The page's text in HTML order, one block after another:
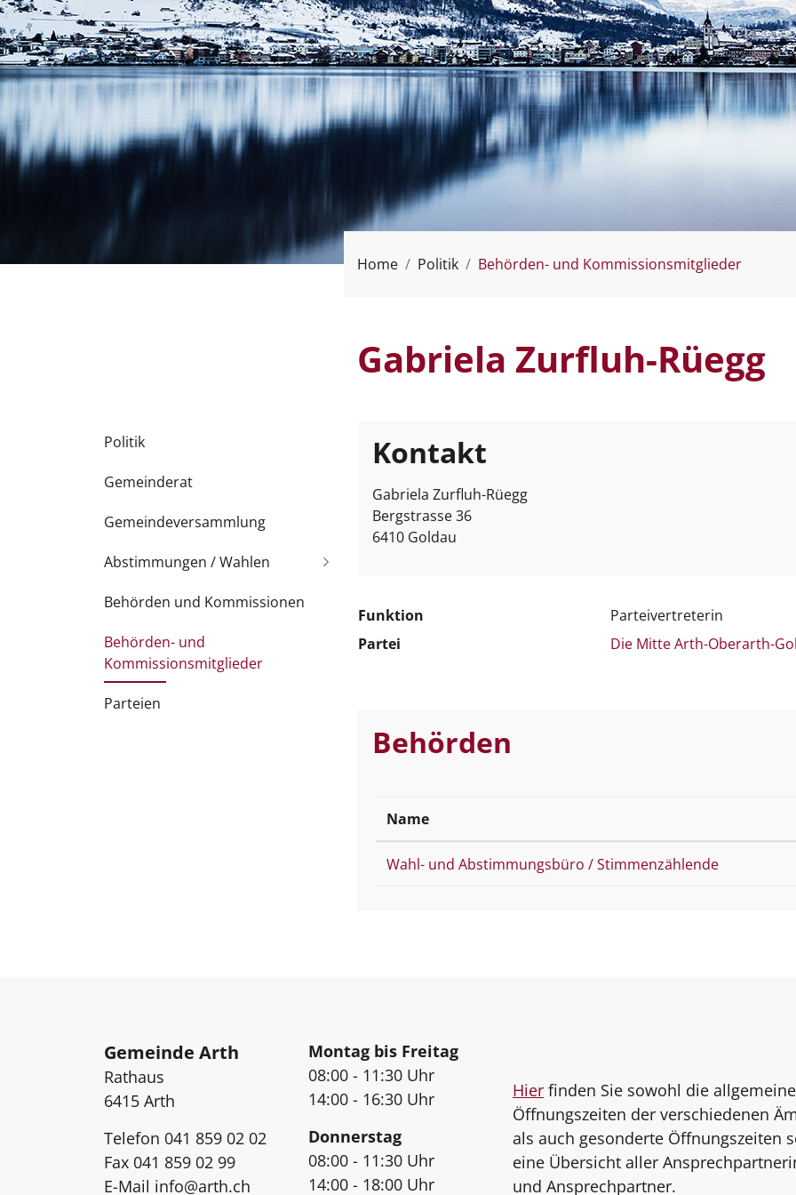
Home Politik Behörden- und Kommissionsmitglieder
Gabriela Zurfluh-Rüegg
Subnavigation
Politik
Gemeinderat
Gemeindeversammlung
Abstimmungen / Wahlen
Behörden und Kommissionen
Behörden- und
Kommissionsmitglieder
(
a
Parteien
Kontakt
Gabriela Zurfluh-Rüegg
Bergstrasse 36
6410 Goldau
Funktion
Parteivertreterin
Partei
Die Mitte Arth-Oberarth-
Behörden
Name
Wahl- und Abstimmungsbüro / Stimmenzählende
Gemeinde Arth
Rathaus
6415 Arth
Telefon 041 859 02 02
Fax 041 859 02 99
E-Mail info@arth.ch
Öffnungszeiten
Montag bis Freitag
08:00 - 11:30 Uhr
14:00 - 16:30 Uhr
Donnerstag
08:00 - 11:30 Uhr
14:00 - 18:00 Uhr
Hier finden Sie sowohl die
Öffnungszeiten der verschiedenen
als auch gesonderte Öffnungszeiten
eine Übersicht aller
und Ansprechpartner.